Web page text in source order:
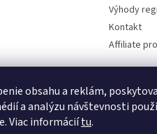
obsahu a reklám,
a analýzu návštevnosti
Viac informáciítu.
Výhody
Kontakt
Affiliate